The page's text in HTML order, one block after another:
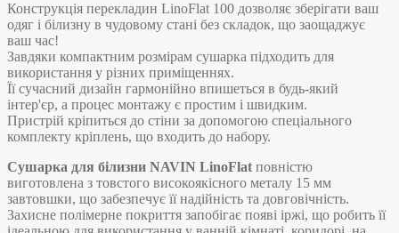
Конструкція перекладин LinoFlat 100 дозволяє зберігати ваш
одяг і білизну в чудовому стані без складок, що заощаджує
ваш час!
Завдяки компактним розмірам сушарка підходить для
використання у різних приміщеннях.
Її сучасний дизайн гармонійно впишеться в будь-який
інтер'єр, а процес монтажу є простим і швидким.
Пристрій кріпиться до стіни за допомогою спеціального
комплекту кріплень, що входить до набору.
Сушарка для білизни NAVIN LinoFlat повністю
виготовлена з товстого високоякісного металу 15 мм
завтовшки, що забезпечує її надійність та довговічність.
Захисне полімерне покриття запобігає появі іржі, що робить її